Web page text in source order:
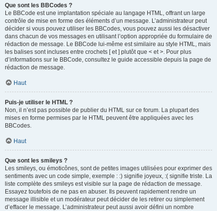
Que sont les BBCodes ?
Le BBCode est une implantation spéciale au langage HTML, offrant un large
contrôle de mise en forme des éléments d’un message. L’administrateur peut
décider si vous pouvez utiliser les BBCodes, vous pouvez aussi les désactiver
dans chacun de vos messages en utilisant l’option appropriée du formulaire de
rédaction de message. Le BBCode lui-même est similaire au style HTML, mais
les balises sont incluses entre crochets [ et ] plutôt que < et >. Pour plus
d’informations sur le BBCode, consultez le guide accessible depuis la page de
rédaction de message.
Haut
Puis-je utiliser le HTML ?
Non, il n’est pas possible de publier du HTML sur ce forum. La plupart des
mises en forme permises par le HTML peuvent être appliquées avec les
BBCodes.
Haut
Que sont les smileys ?
Les smileys, ou émoticônes, sont de petites images utilisées pour exprimer des
sentiments avec un code simple, exemple : :) signifie joyeux, :( signifie triste. La
liste complète des smileys est visible sur la page de rédaction de message.
Essayez toutefois de ne pas en abuser. Ils peuvent rapidement rendre un
message illisible et un modérateur peut décider de les retirer ou simplement
d’effacer le message. L’administrateur peut aussi avoir défini un nombre